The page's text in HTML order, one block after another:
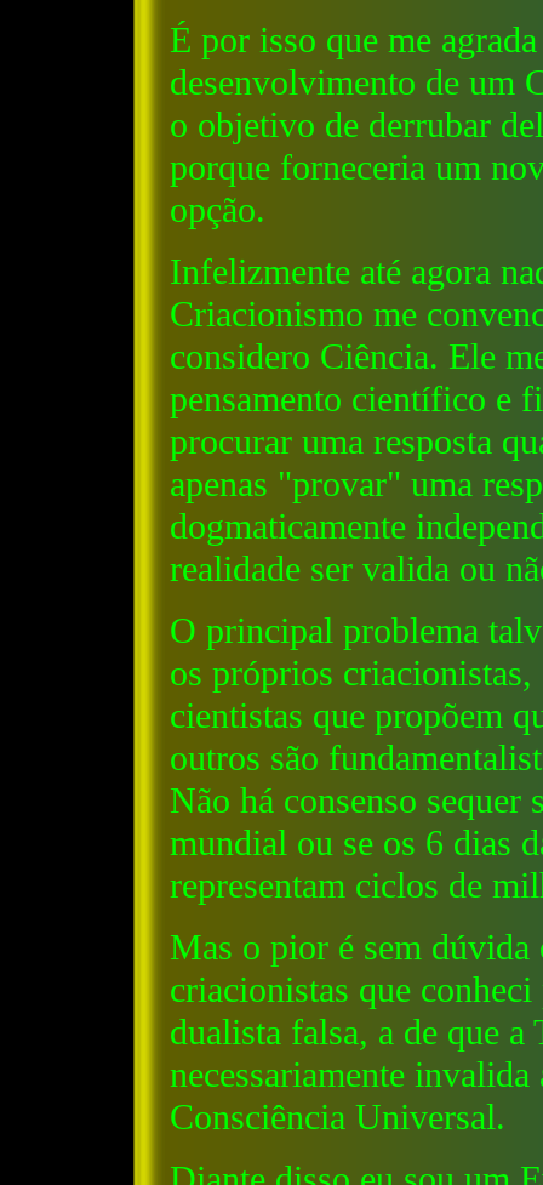
É por isso que me
desenvolvimento de um
o objetivo de derrubar
porque forneceria um
opção.
Infelizmente até agora
Criacionismo me
considero Ciência. Ele
pensamento científico e
procurar uma resposta
apenas "provar" uma
dogmaticamente
realidade ser valida ou
O principal problema
os próprios
cientistas que propõem
outros são
Não há consenso
mundial ou se os 6 dias
representam ciclos de
Mas o pior é sem dúvida
criacionistas que
dualista falsa, a de que a
necessariamente
Consciência Universal.